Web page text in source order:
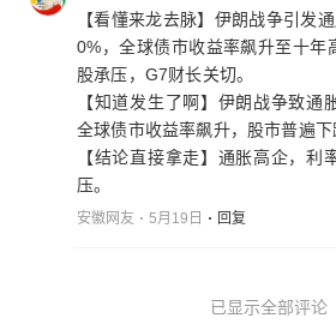
【看懂来龙去脉】伊朗战争引发
0%，全球债市收益率飙升至十年
股承压，G7财长关切。
【知道发生了啊】伊朗战争致通
全球债市收益率飙升，股市普遍下
【结论直接拿走】通胀高企，利
压。
安徽网友 5月19日 回复
已显示全部评论